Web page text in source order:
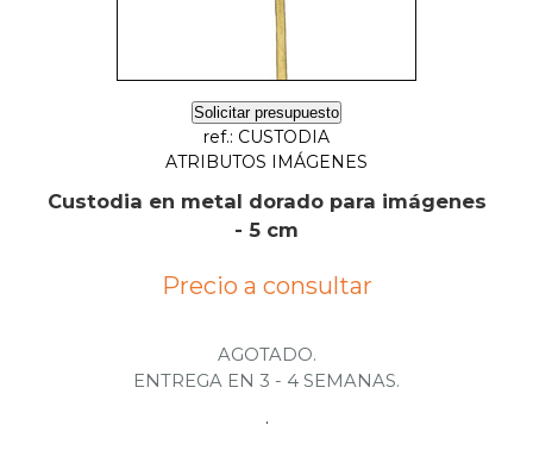
Solicitar presupuesto
ref.: CUSTODIA
ATRIBUTOS IMÁGENES
Custodia en metal dorado para imágenes
- 5 cm
Precio a consultar
AGOTADO.
ENTREGA EN 3 - 4 SEMANAS.
.